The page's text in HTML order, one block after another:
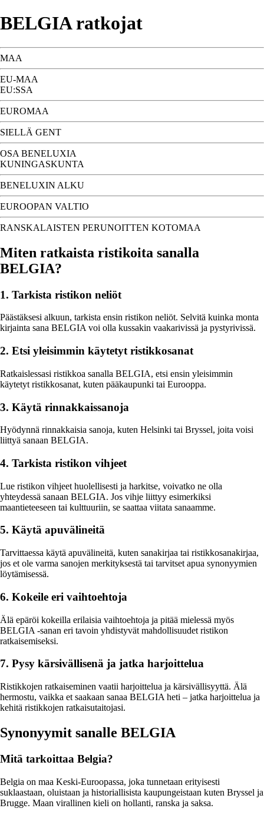
BELGIA ratkojat
MAA
EU-MAA
EU:SSA
EUROMAA
SIELLÄ GENT
OSA BENELUXIA
KUNINGASKUNTA
BENELUXIN ALKU
EUROOPAN VALTIO
RANSKALAISTEN PERUNOITTEN KOTOMAA
Miten ratkaista ristikoita sanalla
BELGIA?
1. Tarkista ristikon neliöt
Päästäksesi alkuun, tarkista ensin ristikon neliöt. Selvitä kuinka monta
kirjainta sana BELGIA voi olla kussakin vaakarivissä ja pystyrivissä.
2. Etsi yleisimmin käytetyt ristikkosanat
Ratkaislessasi ristikkoa sanalla BELGIA, etsi ensin yleisimmin
käytetyt ristikkosanat, kuten pääkaupunki tai Eurooppa.
3. Käytä rinnakkaissanoja
Hyödynnä rinnakkaisia sanoja, kuten Helsinki tai Bryssel, joita voisi
liittyä sanaan BELGIA.
4. Tarkista ristikon vihjeet
Lue ristikon vihjeet huolellisesti ja harkitse, voivatko ne olla
yhteydessä sanaan BELGIA. Jos vihje liittyy esimerkiksi
maantieteeseen tai kulttuuriin, se saattaa viitata sanaamme.
5. Käytä apuvälineitä
Tarvittaessa käytä apuvälineitä, kuten sanakirjaa tai ristikkosanakirjaa,
jos et ole varma sanojen merkityksestä tai tarvitset apua synonyymien
löytämisessä.
6. Kokeile eri vaihtoehtoja
Älä epäröi kokeilla erilaisia vaihtoehtoja ja pitää mielessä myös
BELGIA -sanan eri tavoin yhdistyvät mahdollisuudet ristikon
ratkaisemiseksi.
7. Pysy kärsivällisenä ja jatka harjoittelua
Ristikkojen ratkaiseminen vaatii harjoittelua ja kärsivällisyyttä. Älä
hermostu, vaikka et saakaan sanaa BELGIA heti – jatka harjoittelua ja
kehitä ristikkojen ratkaisutaitojasi.
Synonyymit sanalle BELGIA
Mitä tarkoittaa Belgia?
Belgia on maa Keski-Euroopassa, joka tunnetaan erityisesti
suklaastaan, oluistaan ja historiallisista kaupungeistaan kuten Bryssel ja
Brugge. Maan virallinen kieli on hollanti, ranska ja saksa.